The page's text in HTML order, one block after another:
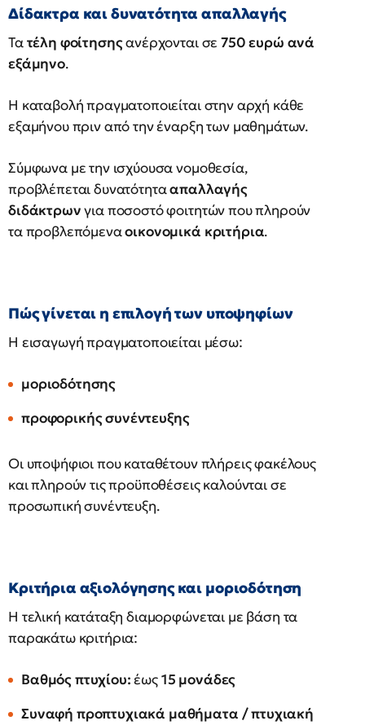
Δίδακτρα και δυνατότητα απαλλαγής
Τατέλη φοίτησηςανέρχονται σε750 ευρώ ανά
εξάμηνο.
Η καταβολή πραγματοποιείται στην αρχή κάθε
εξαμήνου πριν από την έναρξη των μαθημάτων.
Σύμφωνα με την ισχύουσα νομοθεσία,
προβλέπεται δυνατότητααπαλλαγής
διδάκτρωνγια ποσοστό φοιτητών που πληρούν
τα προβλεπόμεναοικονομικά κριτήρια.
Πώς γίνεται η επιλογή των υποψηφίων
Η εισαγωγή πραγματοποιείται μέσω:
μοριοδότησης
προφορικής συνέντευξης
Οι υποψήφιοι που καταθέτουν πλήρεις φακέλους
και πληρούν τις προϋποθέσεις καλούνται σε
προσωπική συνέντευξη.
Κριτήρια αξιολόγησης και μοριοδότηση
Η τελική κατάταξη διαμορφώνεται με βάση τα
παρακάτω κριτήρια:
Βαθμός πτυχίου:έως15 μονάδες
Συναφή προπτυχιακά μαθήματα / πτυχιακή